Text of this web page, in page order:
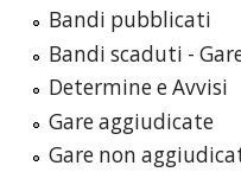
Bandi pubblicati
Bandi scaduti -
Determine e Avvisi
Gare aggiudicate
Gare non